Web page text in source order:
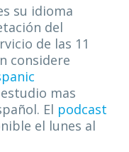
su idioma
del
de las 11
considere
mas
El podcast
el lunes al